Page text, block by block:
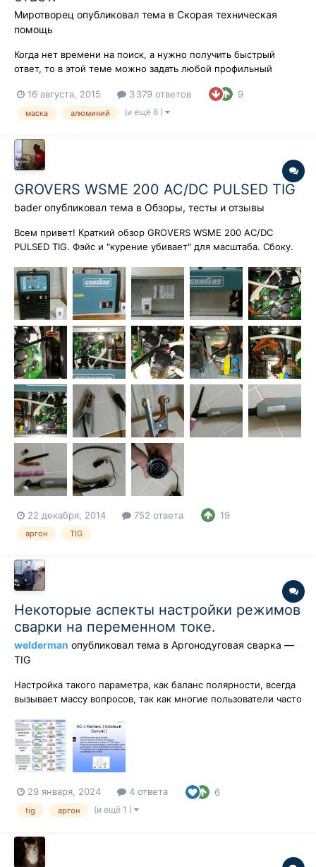
Миротворец опубликовал тема в Скорая техническая
помощь
Когда нет времени на поиск, а нужно получить быстрый
ответ, то в этой теме можно задать любой профильный
ответит.
16 августа, 2015 3 379 ответов 9
маска алюминий (и ещё 8 )
GROVERS WSME 200 AC/DC PULSED TIG
bader опубликовал тема в Обзоры, тесты и отзывы
Всем привет! Краткий обзор GROVERS WSME 200 AC/DC
PULSED TIG. Фэйс и "курение убивает" для масштаба. Сбоку.
горелка воздушного охлаждения. Сопла 4,5,6, цанги,
колпачки. "Хвост" Разъем. Все.
22 декабря, 2014 752 ответа 19
аргон TIG
Некоторые аспекты настройки режимов
сварки на переменном токе.
welderman опубликовал тема в Аргонодуговая сварка —
TIG
Настройка такого параметра, как баланс полярности, всегда
вызывает массу вопросов, так как многие пользователи часто
позиций мануалов своих аппаратов.Кои не всегда
безгрешны.Поэтому разбираем в этой теме вопросы данной
регулировки как можно ближе к...
29 января, 2024 4 ответа 6
tig аргон (и ещё 1 )